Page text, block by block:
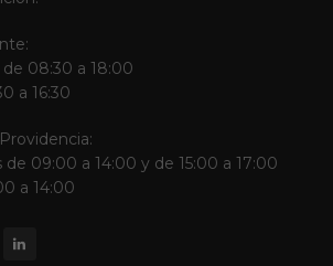
08:30 a 18:00
a 16:30
de 09:00 a 14:00 y de 15:00 a 17:00
a 14:00